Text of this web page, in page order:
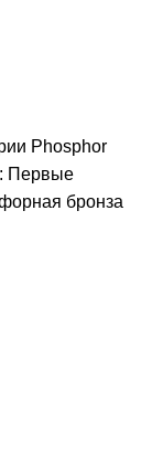
Phosphor
Первые
бронза